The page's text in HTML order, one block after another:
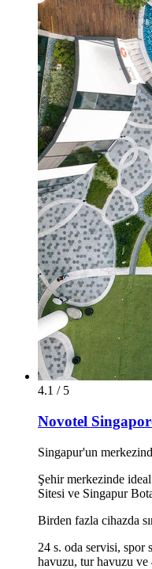
4.1 / 5
Novotel
Singapur'un
Şehir merkezinde
Sitesi ve Singapur
Birden fazla cihazda
24 s. oda servisi, spor
havuzu, tur havuzu ve